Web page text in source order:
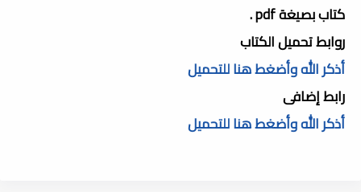
كتاب بصيغة pdf .
روابط تحميل الكتاب
أذكر الله وأضغط هنا للتحميل
رابط إضافى
أذكر الله وأضغط هنا للتحميل